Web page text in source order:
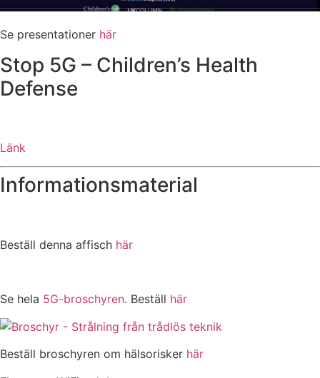
Se presentationer här
Stop 5G – Children’s Health
Defense
Länk
Informationsmaterial
Beställ denna affisch här
Se hela 5G-broschyren. Beställ här
Beställ broschyren om hälsorisker här